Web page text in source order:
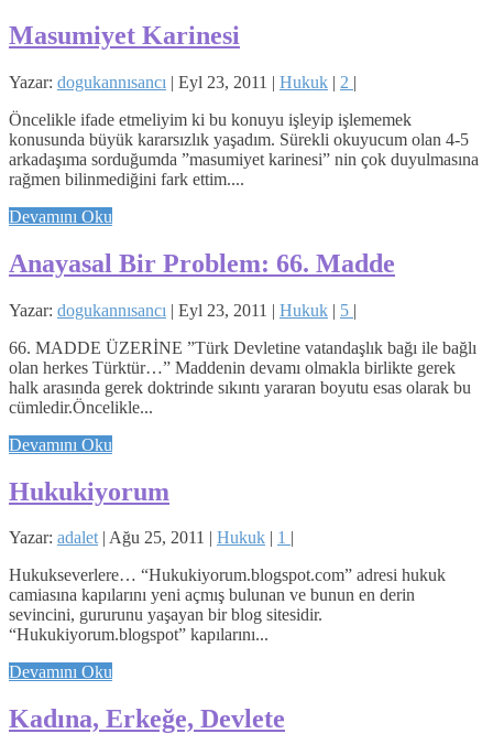
Masumiyet Karinesi
Yazar: dogukannısancı | Eyl 23, 2011 | Hukuk | 2 |
Öncelikle ifade etmeliyim ki bu konuyu işleyip işlememek
konusunda büyük kararsızlık yaşadım. Sürekli okuyucum olan 4-5
arkadaşıma sorduğumda ”masumiyet karinesi” nin çok duyulmasına
rağmen bilinmediğini fark ettim....
Devamını Oku
Anayasal Bir Problem: 66. Madde
Yazar: dogukannısancı | Eyl 23, 2011 | Hukuk | 5 |
66. MADDE ÜZERİNE ”Türk Devletine vatandaşlık bağı ile bağlı
olan herkes Türktür…” Maddenin devamı olmakla birlikte gerek
halk arasında gerek doktrinde sıkıntı yararan boyutu esas olarak bu
cümledir.Öncelikle...
Devamını Oku
Hukukiyorum
Yazar: adalet| Ağu 25, 2011 Hukuk 1
Hukukseverlere… “Hukukiyorum.blogspot.com” adresi hukuk
camiasına kapılarını yeni açmış bulunan ve bunun en derin
sevincini, gururunu yaşayan bir blog sitesidir.
“Hukukiyorum.blogspot” kapılarını...
Devamını Oku
Kadına, Erkeğe, Devlete